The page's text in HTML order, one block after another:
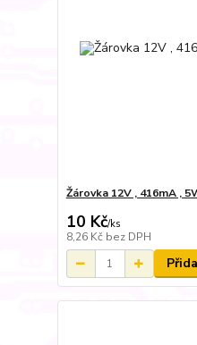
Žárovka 12V , 416mA ,
10 Kč/ks
8,26 Kč bez DPH